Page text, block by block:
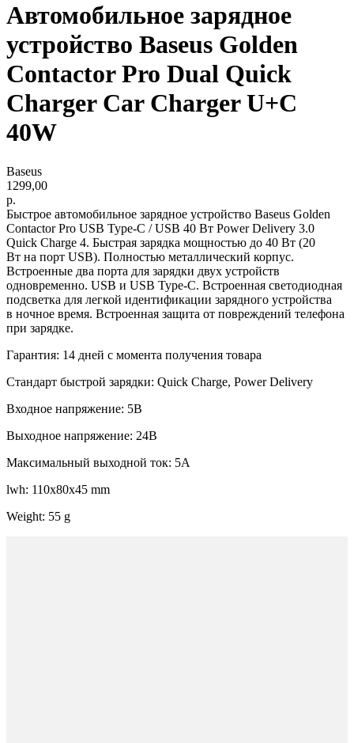
Автомобильное зарядное
устройство Baseus Golden
Contactor Pro Dual Quick
Charger Car Charger U+C
40W
Baseus
1299,00
р.
Быстрое автомобильное зарядное устройство Baseus Golden
Contactor Pro USB Type-C / USB 40 Вт Power Delivery 3.0
Quick Charge 4. Быстрая зарядка мощностью до 40 Вт (20
Вт на порт USB). Полностью металлический корпус.
Встроенные два порта для зарядки двух устройств
одновременно. USB и USB Type-C. Встроенная светодиодная
подсветка для легкой идентификации зарядного устройства
в ночное время. Встроенная защита от повреждений телефона
при зарядке.
Гарантия: 14 дней с момента получения товара
Стандарт быстрой зарядки: Quick Charge, Power Delivery
Входное напряжение: 5В
Выходное напряжение: 24В
Максимальный выходной ток: 5А
lwh: 110x80x45 mm
Weight: 55 g